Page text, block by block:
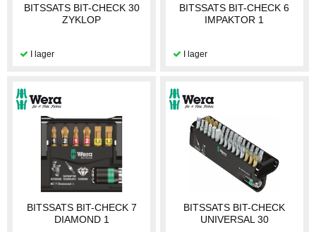
BITSSATS BIT-CHECK 30
ZYKLOP
BITSSATS BIT-CHECK 6
IMPAKTOR 1
BITSSATS BIT-CHECK 7
DIAMOND 1
BITSSATS BIT-CHECK
UNIVERSAL 30